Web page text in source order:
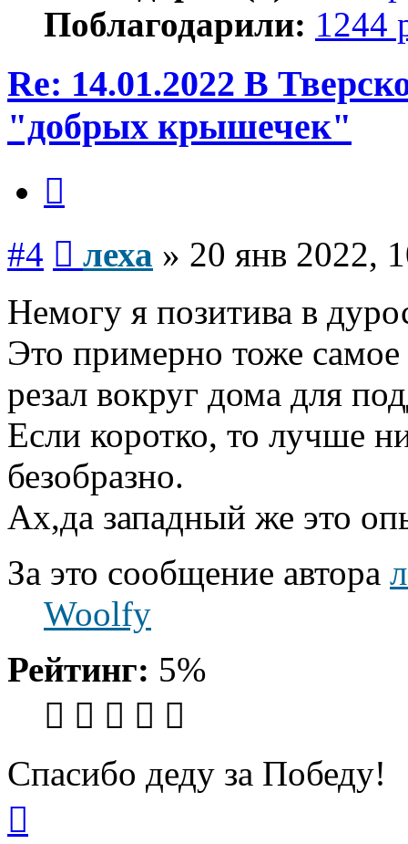
Поблагодарили: 1244
Re: 14.01.2022 В
"добрых крышечек"
#4 леха » 20 янв 2022,
Немогу я позитива в
Это примерно тоже самое
резал вокруг дома для
Если коротко, то лучше
безобразно.
Ах,да западный же это
За это сообщение автора
Woolfy
Рейтинг: 5%
Спасибо деду за Победу!
началу